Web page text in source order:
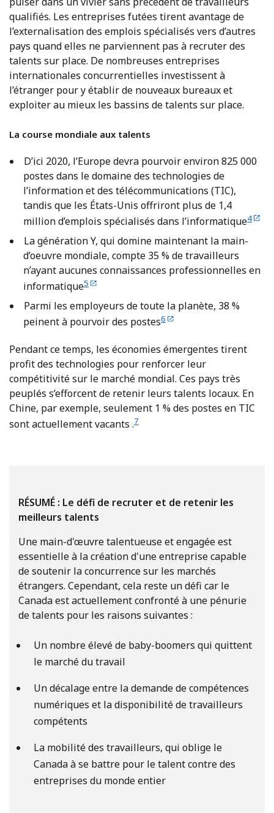
qualifiés. Les entreprises futées tirent avantage de
l’externalisation des emplois spécialisés vers d’autres
pays quand elles ne parviennent pas à recruter des
talents sur place. De nombreuses entreprises
internationales concurrentielles investissent à
l’étranger pour y établir de nouveaux bureaux et
exploiter au mieux les bassins de talents sur place.
La course mondiale aux talents
D’ici 2020, l’Europe devra pourvoir environ 825 000
postes dans le domaine des technologies de
l’information et des télécommunications (TIC),
tandis que les États-Unis offriront plus de 1,4
million d’emplois spécialisés dans l’informatique4
La génération Y, qui domine maintenant la main-
d’oeuvre mondiale, compte 35 % de travailleurs
n’ayant aucunes connaissances professionnelles en
informatique5
Parmi les employeurs de toute la planète, 38 %
peinent à pourvoir des postes6
Pendant ce temps, les économies émergentes tirent
profit des technologies pour renforcer leur
compétitivité sur le marché mondial. Ces pays très
peuplés s’efforcent de retenir leurs talents locaux. En
Chine, par exemple, seulement 1 % des postes en TIC
sont actuellement vacants .7
RÉSUMÉ : Le défi de recruter et de retenir les
meilleurs talents
Une main-d'œuvre talentueuse et engagée est
essentielle à la création d'une entreprise capable
de soutenir la concurrence sur les marchés
étrangers. Cependant, cela reste un défi car le
Canada est actuellement confronté à une pénurie
de talents pour les raisons suivantes :
Un nombre élevé de baby-boomers qui quittent
le marché du travail
Un décalage entre la demande de compétences
numériques et la disponibilité de travailleurs
compétents
La mobilité des travailleurs, qui oblige le
Canada à se battre pour le talent contre des
entreprises du monde entier